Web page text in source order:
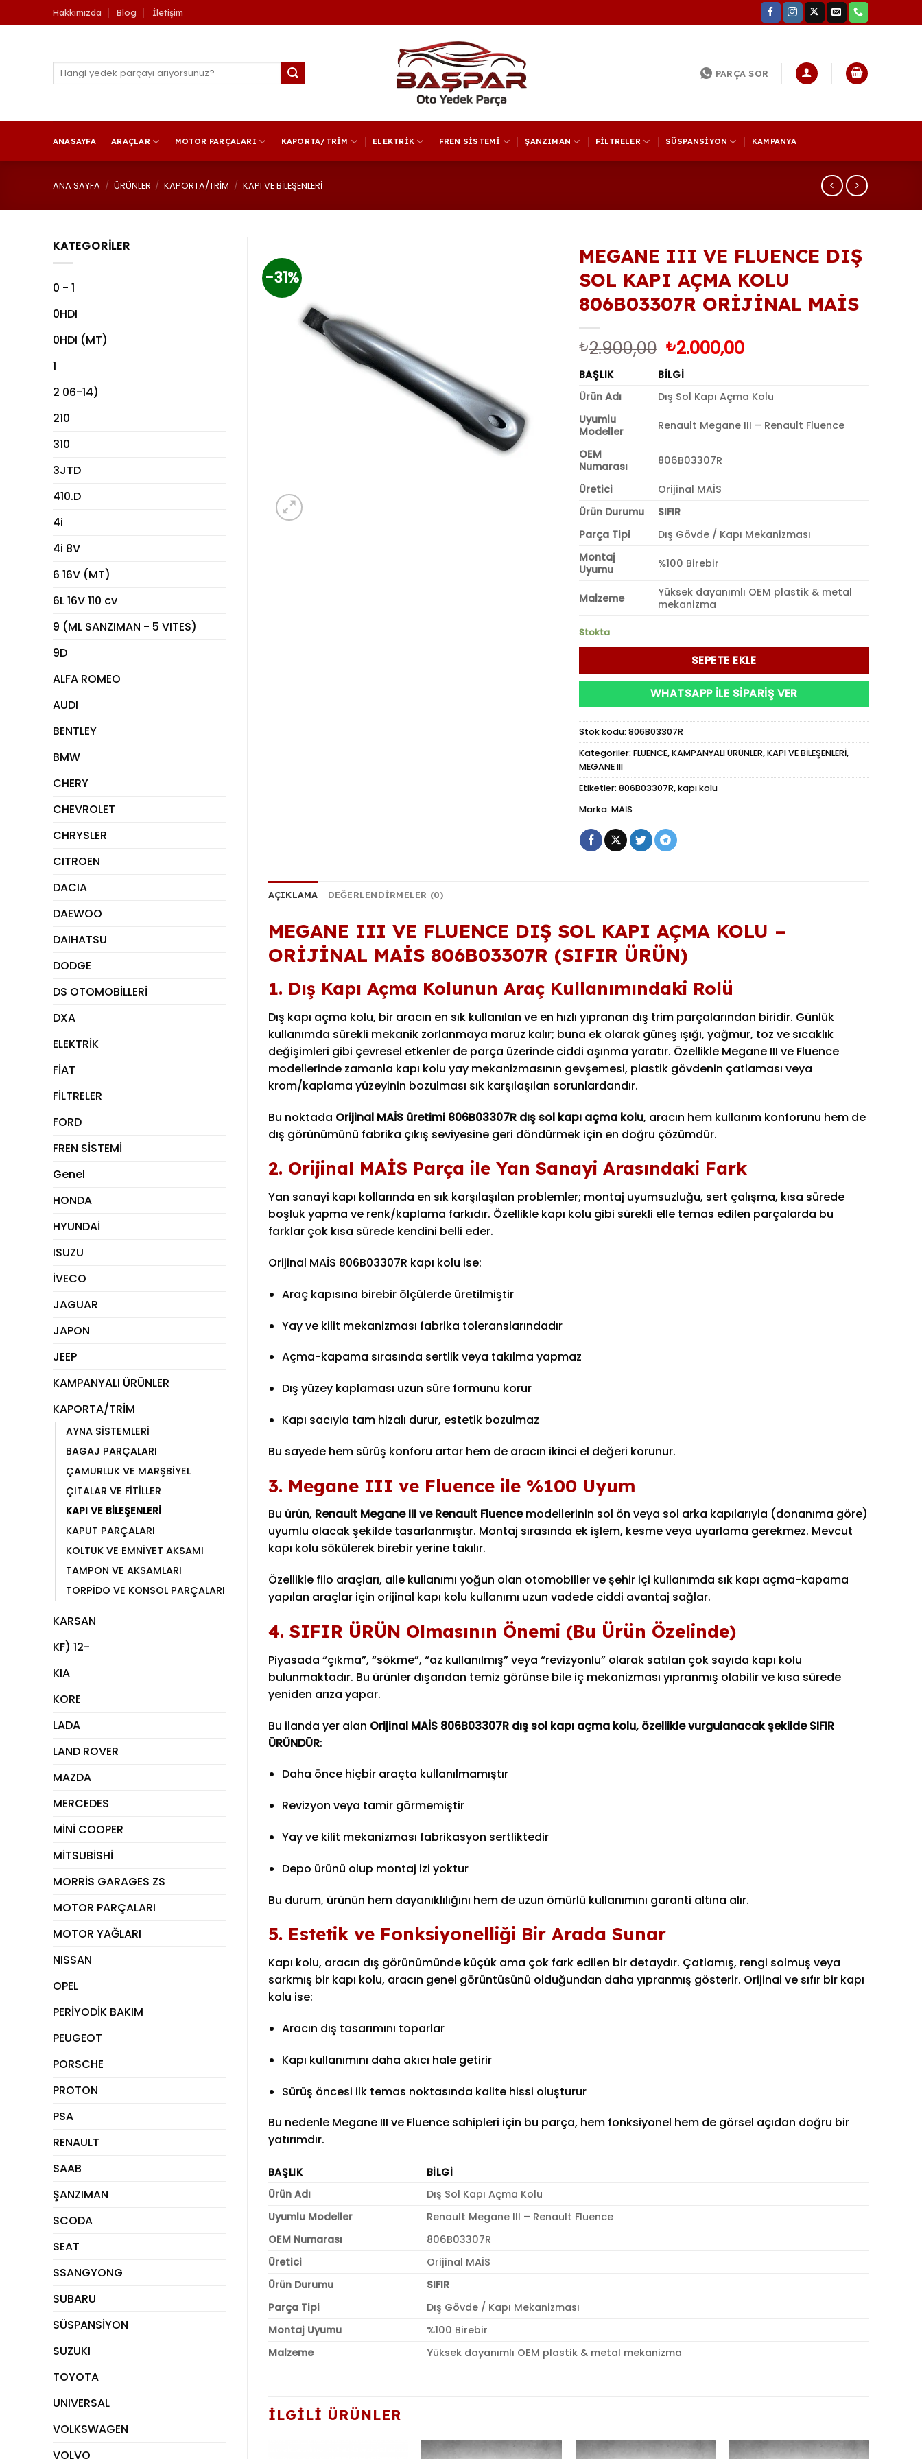
atla
Hakkımızda Blog İletişim
Ara: PARÇA SOR
ANASAYFA ARAÇLAR MOTOR PARÇALARI KAPORTA/TRİM ELEKTRİK FREN SİSTEMİ ŞANZIMAN FİLTRELER SÜSPANSİYON KAMPANYA
ANA SAYFA / ÜRÜNLER / KAPORTA/TRİM / KAPI VE BİLEŞENLERİ
KATEGORİLER
0 - 1
0HDI
0HDI (MT)
1
2 06-14)
210
310
3JTD
410.D
4i
4i 8V
6 16V (MT)
6L 16V 110 cv
9 (ML SANZIMAN - 5 VITES)
9D
ALFA ROMEO
AUDI
BENTLEY
BMW
CHERY
CHEVROLET
CHRYSLER
CITROEN
DACIA
DAEWOO
DAIHATSU
DODGE
DS OTOMOBİLLERİ
DXA
ELEKTRİK
FİAT
FİLTRELER
FORD
FREN SİSTEMİ
Genel
HONDA
HYUNDAİ
ISUZU
İVECO
JAGUAR
JAPON
JEEP
KAMPANYALI ÜRÜNLER
KAPORTA/TRİM
AYNA SİSTEMLERİ
BAGAJ PARÇALARI
ÇAMURLUK VE MARŞBİYEL
ÇITALAR VE FİTİLLER
KAPI VE BİLEŞENLERİ
KAPUT PARÇALARI
KOLTUK VE EMNİYET AKSAMI
TAMPON VE AKSAMLARI
TORPİDO VE KONSOL PARÇALARI
KARSAN
KF) 12-
KIA
KORE
LADA
LAND ROVER
MAZDA
MERCEDES
MİNİ COOPER
MİTSUBİSHİ
MORRİS GARAGES ZS
MOTOR PARÇALARI
MOTOR YAĞLARI
NISSAN
OPEL
PERİYODİK BAKIM
PEUGEOT
PORSCHE
PROTON
PSA
RENAULT
SAAB
ŞANZIMAN
SCODA
SEAT
SSANGYONG
SUBARU
SÜSPANSİYON
SUZUKI
TOYOTA
UNIVERSAL
VOLKSWAGEN
VOLVO
-31%
MEGANE III VE FLUENCE DIŞ
SOL KAPI AÇMA KOLU
806B03307R ORİJİNAL MAİS
₺2.900,00 Orijinal
fiyat:
₺2.900,00.
₺2.000,00Şu
₺2.000,00.
BAŞLIK
BILGI
Ürün Adı
Dış Sol Kapı Açma Kolu
Uyumlu
Modeller
Renault Megane III – Renault Fluence
OEM
Numarası
806B03307R
Üretici
Orijinal MAİS
Ürün Durumu
SIFIR
Parça Tipi
Dış Gövde / Kapı Mekanizması
Montaj
Uyumu
%100 Birebir
Malzeme
Yüksek dayanımlı OEM plastik & metal
mekanizma
Stokta
SEPETE EKLE
WHATSAPP ILE SIPARIŞ VER
Stok kodu: 806B03307R
Kategoriler: FLUENCE,KAMPANYALI ÜRÜNLER,KAPI VE BİLEŞENLERİ,
MEGANE III
Etiketler: 806B03307R,kapı kolu
Marka: MAİS
AÇIKLAMA DEĞERLENDIRMELER (0)
MEGANE III VE FLUENCE DIŞ SOL KAPI AÇMA KOLU –
ORİJİNAL MAİS 806B03307R (SIFIR ÜRÜN)
1. Dış Kapı Açma Kolunun Araç Kullanımındaki Rolü
Dış kapı açma kolu, bir aracın en sık kullanılan ve en hızlı yıpranan dış trim parçalarından biridir. Günlük
kullanımda sürekli mekanik zorlanmaya maruz kalır; buna ek olarak güneş ışığı, yağmur, toz ve sıcaklık
değişimleri gibi çevresel etkenler de parça üzerinde ciddi aşınma yaratır. Özellikle Megane III ve Fluence
modellerinde zamanla kapı kolu yay mekanizmasının gevşemesi, plastik gövdenin çatlaması veya
krom/kaplama yüzeyinin bozulması sık karşılaşılan sorunlardandır.
Bu noktada Orijinal MAİS üretimi 806B03307R dış sol kapı açma kolu, aracın hem kullanım konforunu hem de
dış görünümünü fabrika çıkış seviyesine geri döndürmek için en doğru çözümdür.
2. Orijinal MAİS Parça ile Yan Sanayi Arasındaki Fark
Yan sanayi kapı kollarında en sık karşılaşılan problemler; montaj uyumsuzluğu, sert çalışma, kısa sürede
boşluk yapma ve renk/kaplama farkıdır. Özellikle kapı kolu gibi sürekli elle temas edilen parçalarda bu
farklar çok kısa sürede kendini belli eder.
Orijinal MAİS 806B03307R kapı kolu ise:
Araç kapısına birebir ölçülerde üretilmiştir
Yay ve kilit mekanizması fabrika toleranslarındadır
Açma-kapama sırasında sertlik veya takılma yapmaz
Dış yüzey kaplaması uzun süre formunu korur
Kapı sacıyla tam hizalı durur, estetik bozulmaz
Bu sayede hem sürüş konforu artar hem de aracın ikinci el değeri korunur.
3. Megane III ve Fluence ile %100 Uyum
Bu ürün, Renault Megane III ve Renault Fluencemodellerinin sol ön veya sol arka kapılarıyla (donanıma göre)
uyumlu olacak şekilde tasarlanmıştır. Montaj sırasında ek işlem, kesme veya uyarlama gerekmez. Mevcut
kapı kolu sökülerek birebir yerine takılır.
Özellikle filo araçları, aile kullanımı yoğun olan otomobiller ve şehir içi kullanımda sık kapı açma-kapama
yapılan araçlar için orijinal kapı kolu kullanımı uzun vadede ciddi avantaj sağlar.
4. SIFIR ÜRÜN Olmasının Önemi (Bu Ürün Özelinde)
Piyasada “çıkma”, “sökme”, “az kullanılmış” veya “revizyonlu” olarak satılan çok sayıda kapı kolu
bulunmaktadır. Bu ürünler dışarıdan temiz görünse bile iç mekanizması yıpranmış olabilir ve kısa sürede
yeniden arıza yapar.
Bu ilanda yer alan Orijinal MAİS 806B03307R dış sol kapı açma kolu, özellikle vurgulanacak şekilde SIFIR
ÜRÜNDÜR:
Daha önce hiçbir araçta kullanılmamıştır
Revizyon veya tamir görmemiştir
Yay ve kilit mekanizması fabrikasyon sertliktedir
Depo ürünü olup montaj izi yoktur
Bu durum, ürünün hem dayanıklılığını hem de uzun ömürlü kullanımını garanti altına alır.
5. Estetik ve Fonksiyonelliği Bir Arada Sunar
Kapı kolu, aracın dış görünümünde küçük ama çok fark edilen bir detaydır. Çatlamış, rengi solmuş veya
sarkmış bir kapı kolu, aracın genel görüntüsünü olduğundan daha yıpranmış gösterir. Orijinal ve sıfır bir kapı
kolu ise:
Aracın dış tasarımını toparlar
Kapı kullanımını daha akıcı hale getirir
Sürüş öncesi ilk temas noktasında kalite hissi oluşturur
Bu nedenle Megane III ve Fluence sahipleri için bu parça, hem fonksiyonel hem de görsel açıdan doğru bir
yatırımdır.
BAŞLIK
BILGI
Ürün Adı
Dış Sol Kapı Açma Kolu
Uyumlu Modeller
Renault Megane III – Renault Fluence
OEM Numarası
806B03307R
Üretici
Orijinal MAİS
Ürün Durumu
SIFIR
Parça Tipi
Dış Gövde / Kapı Mekanizması
Montaj Uyumu
%100 Birebir
Malzeme
Yüksek dayanımlı OEM plastik & metal mekanizma
İLGILI ÜRÜNLER